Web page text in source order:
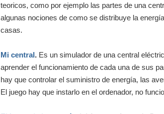
teoricos, como por ejemplo las partes de una
algunas nociones de como se distribuye la
casas.
Mi central. Es un simulador de una central
aprender el funcionamiento de cada una de sus
hay que controlar el suministro de energía, las
El juego hay que instarlo en el ordenador, no